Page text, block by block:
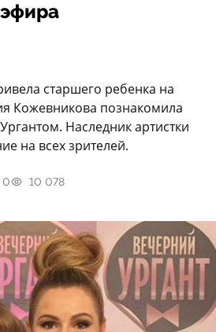
старшего ребенка на
Кожевникова познакомила
Наследник артистки
на всех зрителей.
0 10 078